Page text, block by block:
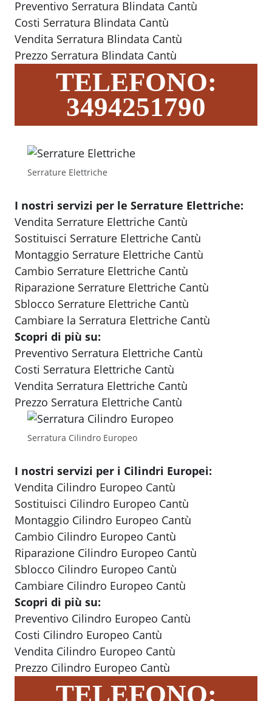
Preventivo Serratura Blindata Cantù
Costi Serratura Blindata Cantù
Vendita Serratura Blindata Cantù
Prezzo Serratura Blindata Cantù
TELEFONO:
3494251790
Serrature Elettriche
I nostri servizi per le Serrature Elettriche:
Vendita Serrature Elettriche Cantù
Sostituisci Serrature Elettriche Cantù
Montaggio Serrature Elettriche Cantù
Cambio Serrature Elettriche Cantù
Riparazione Serrature Elettriche Cantù
Sblocco Serrature Elettriche Cantù
Cambiare la Serratura Elettriche Cantù
Scopri di più su:
Preventivo Serratura Elettriche Cantù
Costi Serratura Elettriche Cantù
Vendita Serratura Elettriche Cantù
Prezzo Serratura Elettriche Cantù
Serratura Cilindro Europeo
I nostri servizi per i Cilindri Europei:
Vendita Cilindro Europeo Cantù
Sostituisci Cilindro Europeo Cantù
Montaggio Cilindro Europeo Cantù
Cambio Cilindro Europeo Cantù
Riparazione Cilindro Europeo Cantù
Sblocco Cilindro Europeo Cantù
Cambiare Cilindro Europeo Cantù
Scopri di più su:
Preventivo Cilindro Europeo Cantù
Costi Cilindro Europeo Cantù
Vendita Cilindro Europeo Cantù
Prezzo Cilindro Europeo Cantù
TELEFONO: